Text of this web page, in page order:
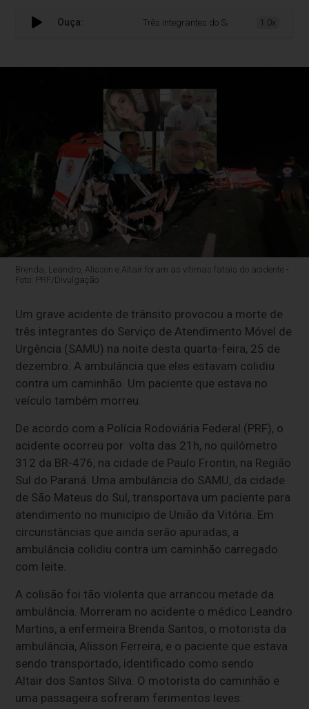
Ouça: Três integrantes do SAMU morrem em grave
1.0x
Brenda, Leandro, Alisson e Altair foram as vítimas fatais do acidente -
Foto: PRF/Divulgação
Um grave acidente de trânsito provocou a morte de
três integrantes do Serviço de Atendimento Móvel de
Urgência (SAMU) na noite desta quarta-feira, 25 de
dezembro. A ambulância que eles estavam colidiu
contra um caminhão. Um paciente que estava no
veículo também morreu.
De acordo com a Polícia Rodoviária Federal (PRF), o
acidente ocorreu por volta das 21h, no quilômetro
312 da BR-476, na cidade de Paulo Frontin, na Região
Sul do Paraná. Uma ambulância do SAMU, da cidade
de São Mateus do Sul, transportava um paciente para
atendimento no município de União da Vitória. Em
circunstâncias que ainda serão apuradas, a
ambulância colidiu contra um caminhão carregado
com leite.
A colisão foi tão violenta que arrancou metade da
ambulância. Morreram no acidente o médico Leandro
Martins, a enfermeira Brenda Santos, o motorista da
ambulância, Alisson Ferreira, e o paciente que estava
sendo transportado, identificado como sendo
Altair dos Santos Silva. O motorista do caminhão e
uma passageira sofreram ferimentos leves.